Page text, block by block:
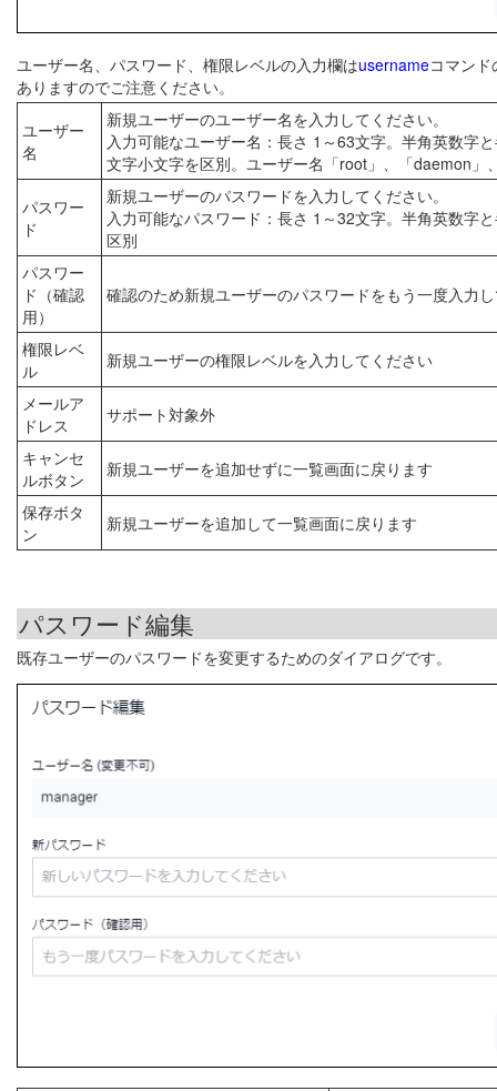
ユーザー名、パスワード、権限レベルの入力欄はusernameコマン
ありますのでご注意ください。
ユーザー
名
新規ユーザーのユーザー名を入力してください。
入力可能なユーザー名：長さ 1～63文字。半角英数字
文字小文字を区別。ユーザー名「root」、「daemon
パスワー
ド
新規ユーザーのパスワードを入力してください。
入力可能なパスワード：長さ 1～32文字。半角英数字
区別
パスワー
ド（確認
用）
確認のため新規ユーザーのパスワードをもう一度入力
権限レベ
ル
新規ユーザーの権限レベルを入力してください
メールア
ドレス
サポート対象外
キャンセ
ルボタン
新規ユーザーを追加せずに一覧画面に戻ります
保存ボタ
ン
新規ユーザーを追加して一覧画面に戻ります
パスワード編集
既存ユーザーのパスワードを変更するためのダイアログです。